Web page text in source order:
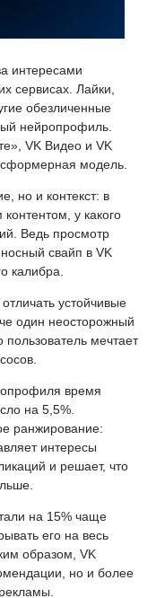
интересами
сервисах. Лайки,
обезличенные
нейропрофиль.
VK Видео и VK
модель.
но и контекст: в
у какого
Ведь просмотр
свайп в VK
калибра.
устойчивые
один неосторожный
мечтает
время
на 5,5%.
ранжирование:
интересы
и решает, что
на 15% чаще
его на весь
образом, VK
но и более